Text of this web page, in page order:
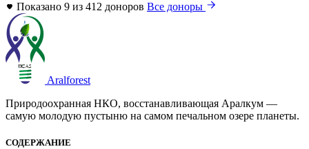
Показано 9 из 412 доноров Все доноры
Aralforest
Природоохранная НКО, восстанавливающая Аралкум —
самую молодую пустыню на самом печальном озере планеты.
СОДЕРЖАНИЕ